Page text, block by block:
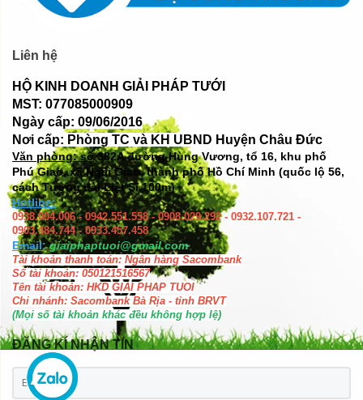
Liên hệ
HỘ KINH DOANH GIẢI PHÁP TƯỚI
MST: 077085000909
Ngày cấp: 09/06/2016
Nơi cấp: Phòng TC và KH UBND Huyện Châu Đức
Văn phòng: số382A đường Hùng Vương, tổ 16, khu phố
Phú Giao, xã Ngãi Giao, thành phố Hồ Chí Minh (quốc lộ 56,
cách Tượng đài Liệt Sĩ 100m)
Hotline:
0938.004.006 - 0942.551.558 - 0908.029.292 - 0932.107.721 -
0903.484.744 - 0933.457.458
Email: giaiphaptuoi@gmail.com
Tài khoản thanh toán: Ngân hàng Sacombank
Số tài khoản: 050121516567
Tên tài khoản: HKD GIAI PHAP TUOI
Chi nhánh: Sacombank Bà Rịa - tỉnh BRVT
(Mọi số tài khoản khác đều không hợp lệ)
ĐĂNG KÍ NHẬN TIN